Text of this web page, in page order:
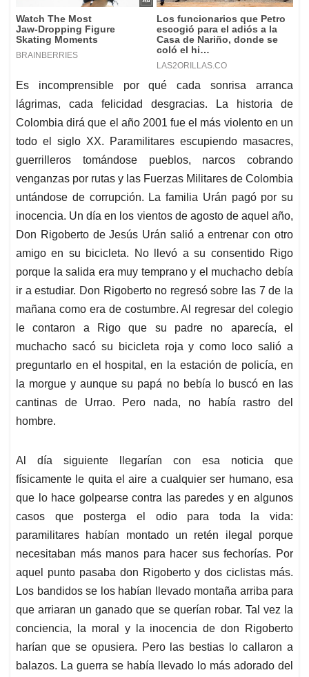
Es incomprensible por qué cada sonrisa arranca
lágrimas, cada felicidad desgracias. La historia de
Colombia dirá que el año 2001 fue el más violento en un
todo el siglo XX. Paramilitares escupiendo masacres,
guerrilleros tomándose pueblos, narcos cobrando
venganzas por rutas y las Fuerzas Militares de Colombia
untándose de corrupción. La familia Urán pagó por su
inocencia. Un día en los vientos de agosto de aquel año,
Don Rigoberto de Jesús Urán salió a entrenar con otro
amigo en su bicicleta. No llevó a su consentido Rigo
porque la salida era muy temprano y el muchacho debía
ir a estudiar. Don Rigoberto no regresó sobre las 7 de la
mañana como era de costumbre. Al regresar del colegio
le contaron a Rigo que su padre no aparecía, el
muchacho sacó su bicicleta roja y como loco salió a
preguntarlo en el hospital, en la estación de policía, en
la morgue y aunque su papá no bebía lo buscó en las
cantinas de Urrao. Pero nada, no había rastro del
hombre.
Al día siguiente llegarían con esa noticia que
físicamente le quita el aire a cualquier ser humano, esa
que lo hace golpearse contra las paredes y en algunos
casos que posterga el odio para toda la vida:
paramilitares habían montado un retén ilegal porque
necesitaban más manos para hacer sus fechorías. Por
aquel punto pasaba don Rigoberto y dos ciclistas más.
Los bandidos se los habían llevado montaña arriba para
que arriaran un ganado que se querían robar. Tal vez la
conciencia, la moral y la inocencia de don Rigoberto
harían que se opusiera. Pero las bestias lo callaron a
balazos. La guerra se había llevado lo más adorado del